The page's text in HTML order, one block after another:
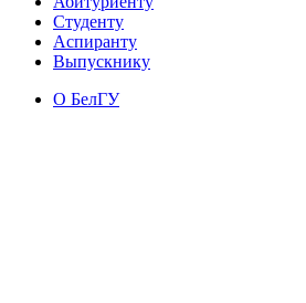
Студенту
Аспиранту
Выпускнику
О БелГУ